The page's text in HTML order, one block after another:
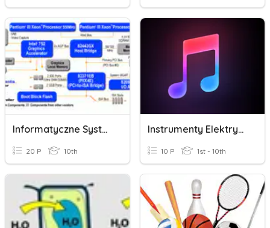
Informatyczne Systemy Komputerowe
20 P 10th
Instrumenty Elektryczne I Muzyka Rozrywkowa
10 P 1st - 10th